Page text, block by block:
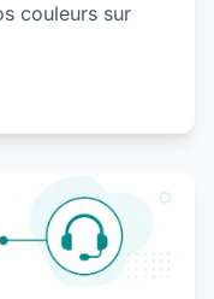
couleurs sur